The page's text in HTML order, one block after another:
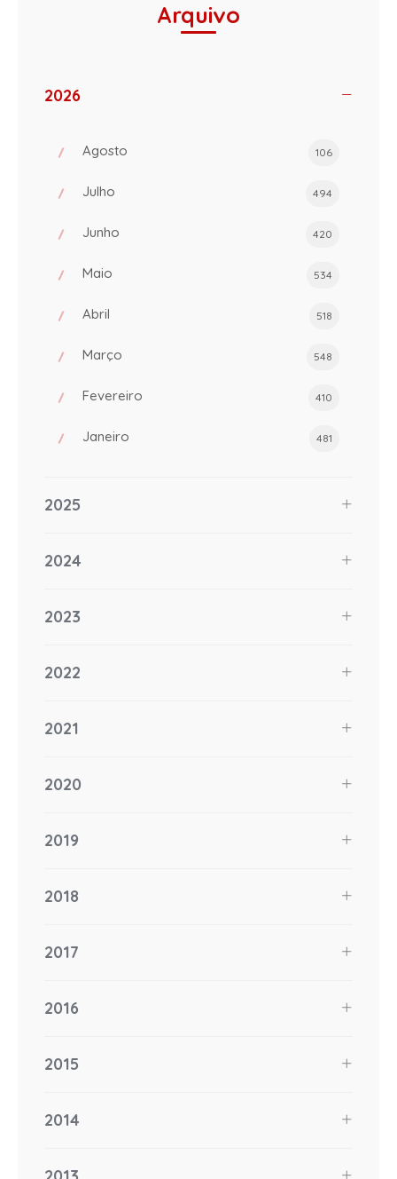
Arquivo
2026
Agosto 106
Julho 494
Junho 420
Maio 534
Abril 518
Março 548
Fevereiro 410
Janeiro 481
2025
2024
2023
2022
2021
2020
2019
2018
2017
2016
2015
2014